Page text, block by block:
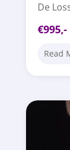
De
€995,-
Read